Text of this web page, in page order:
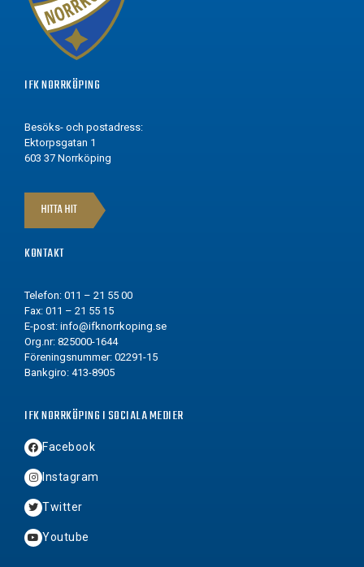
IFK NORRKÖPING
Besöks- och postadress:
Ektorpsgatan 1
603 37 Norrköping
HITTA HIT
KONTAKT
Telefon: 011 – 21 55 00
Fax: 011 – 21 55 15
E-post: info@ifknorrkoping.se
Org.nr: 825000-1644
Föreningsnummer: 02291-15
Bankgiro: 413-8905
IFK NORRKÖPING I SOCIALA MEDIER
Facebook
Instagram
Twitter
Youtube